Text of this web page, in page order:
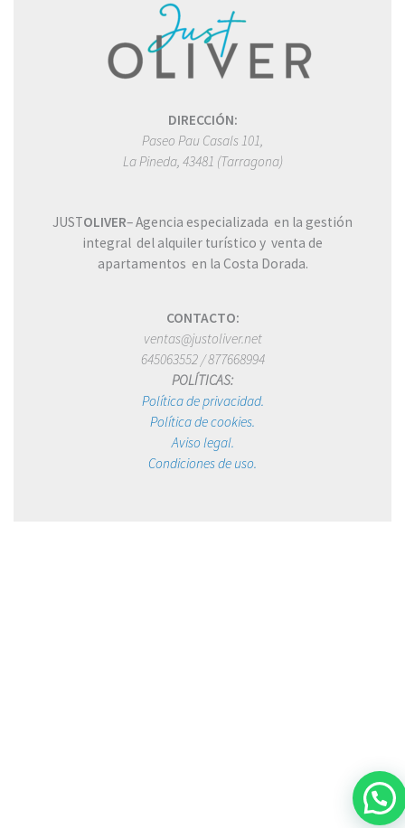
DIRECCIÓN:
Paseo Pau Casals 101,
La Pineda, 43481 (Tarragona)
JUSTOLIVER–Agencia especializada en la gestión
integral del alquiler turístico y venta de
apartamentos en la Costa Dorada.
CONTACTO:
ventas@justoliver.net
645063552 / 877668994
POLÍTICAS:
Política de privacidad.
Política de cookies.
Aviso legal.
Condiciones de uso.